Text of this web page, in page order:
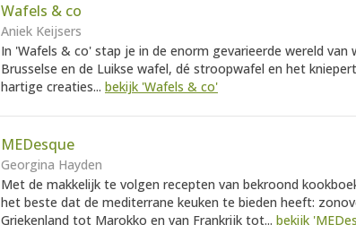
Wafels & co
Aniek Keijsers
In 'Wafels & co' stap je in de enorm gevarieerde wereld van
Brusselse en de Luikse wafel, dé stroopwafel en het
hartige creaties... bekijk 'Wafels & co'
MEDesque
Georgina Hayden
Met de makkelijk te volgen recepten van bekroond
het beste dat de mediterrane keuken te bieden heeft:
Griekenland tot Marokko en van Frankrijk tot... bekijk